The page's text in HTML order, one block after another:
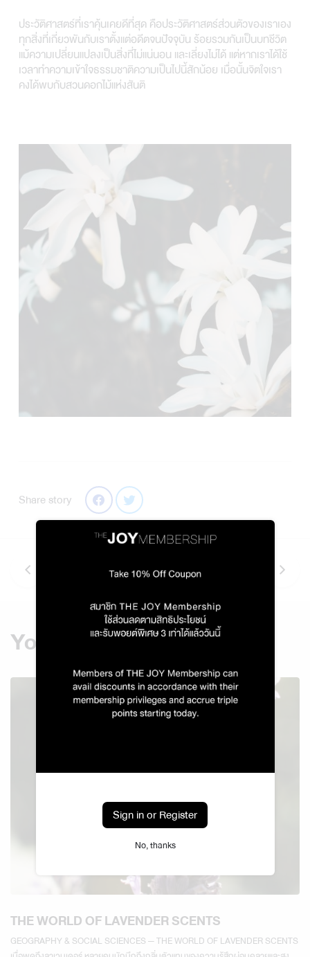
ประวัติศาสตร์ที่เราคุ้นเคยดีที่สุด คือประวัติศาสตร์ส่วนตัวของเราเอง
ทุกสิ่งที่เกี่ยวพันกับเราตั้งแต่อดีตจนปัจจุบัน ร้อยรวมกันเป็นบทชีวิต
แม้ความเปลี่ยนแปลงเป็นสิ่งที่ไม่แน่นอน และเลี่ยงไม่ได้ แต่หากเราได้ใช้
เวลาทำความเข้าใจธรรมชาติความเป็นไปนี้สักน้อย เมื่อนั้นจิตใจเรา
คงได้พบกับสวนดอกไม้แห่งสันติ
Share story
You might also like
THE WORLD OF LAVENDER SCENTS
GEOGRAPHY & SOCIAL SCIENCES — THE WORLD OF LAVENDER SCENTS
Sign in or Register
No, thanks